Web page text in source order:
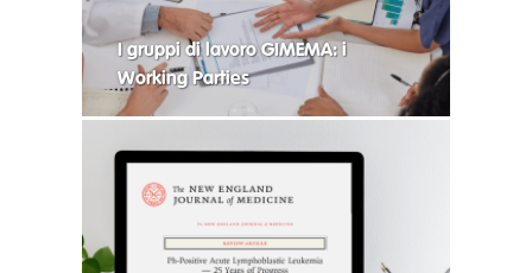
I gruppi di lavoro GIMEMA: i
Working Parties